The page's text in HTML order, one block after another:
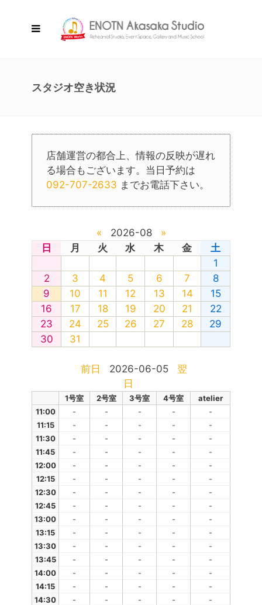
スタジオ空き状況
店舗運営の都合上、情報の反映が遅れ
る場合もございます。当日予約は
092-707-2633 までお電話下さい。
« 2026-08
»
日
月 火 水 木 金
土
1
2
3 4 5 6 7
8
9
10 11 12 13 14
15
16
17 18 19 20 21
22
23
24 25 26 27 28
29
30
31
前日 2026-06-05
翌
日
1号室 2号室 3号室 4号室
atelier
11:00
- - - -
-
11:15
- - - -
-
11:30
- - - -
-
11:45
- - - -
-
12:00
- - - -
-
12:15
- - - -
-
12:30
- - - -
-
12:45
- - - -
-
13:00
- - - -
-
13:15
- - - -
-
13:30
- - - -
-
13:45
- - - -
-
14:00
- - - -
-
14:15
- - - -
-
14:30
- - - -
-